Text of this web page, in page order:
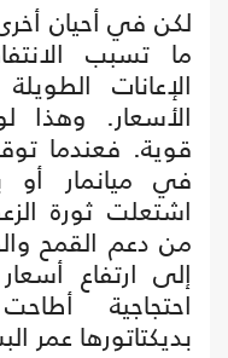
لكن في أحيان
ما تسبب
الإعانات
الأسعار. وهذا
في ميانمار أو
اشتعلت ثورة
إلى ارتفاع
احتجاجية
بديكتاتورها عمر